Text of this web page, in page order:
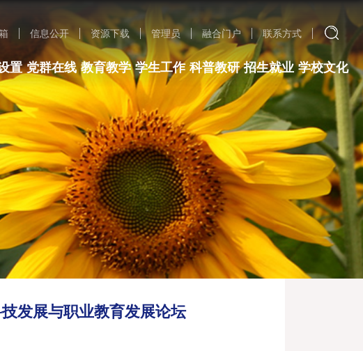
信息公开 资源下载 管理员 融合门户 联系方式
置 党群在线 教育教学 学生工作 科普教研 招生就业 学校文化
发展与职业教育发展论坛